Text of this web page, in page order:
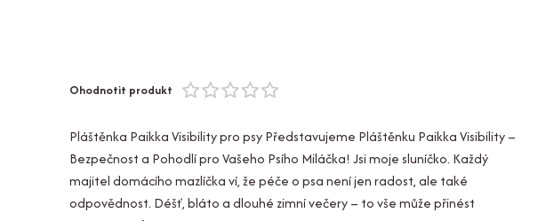
Ohodnotit produkt
Pláštěnka Paikka Visibility pro psy Představujeme Pláštěnku Paikka Visibility –
Bezpečnost a Pohodlí pro Vašeho Psího Miláčka! Jsi moje sluníčko. Každý
majitel domácího mazlíčka ví, že péče o psa není jen radost, ale také
odpovědnost. Déšť, bláto a dlouhé zimní večery – to vše může přinést